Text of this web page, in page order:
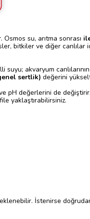
. Osmos su, arıtma sonrası
bitkiler ve diğer
suyu; akvaryum
sertlik) değerini
pH değerlerini de değiştirir.
yaklaştırabilirsiniz.
İstenirse